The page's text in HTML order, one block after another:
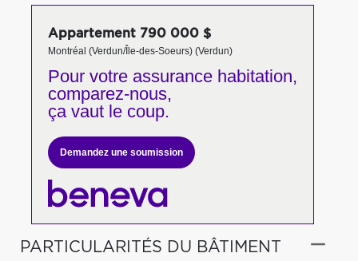
Appartement 790 000 $
Montréal (Verdun/Île-des-Soeurs) (Verdun)
Pour votreassurance habitation,
comparez-nous,
ça vaut le coup.
Demandez une soumission
PARTICULARITÉS DU BÂTIMENT